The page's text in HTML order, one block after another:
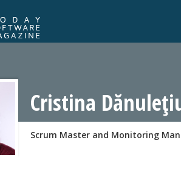
NOU
Cristina
Scrum Master and Monitoring